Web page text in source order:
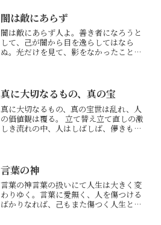
よ。様々な噴き出しは、これ...
闇は敵にあらず
闇は敵にあらず人よ。善き者になろうと
して、己が闇から目を逸らしてはなら
ぬ。光だけを見て、影をなかったことに
ば逃げるほど、影は大きく...
真に大切なるもの、真の宝
真に大切なるもの、真の宝世は乱れ、人
の価値観は覆る。 立て替え立て直しの激
しき流れの中、人はしばしば、儚きもの
とは何かを、深く心に...
言葉の神
言葉の神言葉の扱いにて人生は大きく変
わりゆく。言葉に愛無く、人を傷つける
ばかりなれば、己もまた傷つく人生とな